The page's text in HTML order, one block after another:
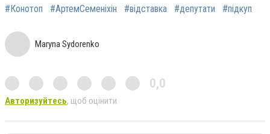
#Конотоп #АртемСеменіхін #відставка #депутати #підкуп
Maryna Sydorenko
0,0
Авторизуйтесь, щоб оцінити